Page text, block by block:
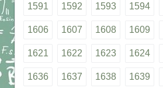
1591 1592 1593 1594
1606 1607 1608 1609
1621 1622 1623 1624
1636 1637 1638 1639